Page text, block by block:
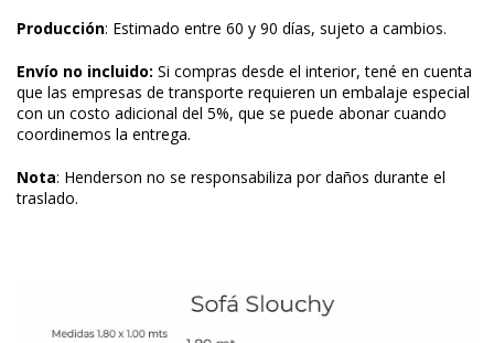
Producción: Estimado entre 60 y 90 días, sujeto a cambios.
Envío no incluido: Si compras desde el interior, tené en cuenta
que las empresas de transporte requieren un embalaje especial
con un costo adicional del 5%, que se puede abonar cuando
coordinemos la entrega.
Nota: Henderson no se responsabiliza por daños durante el
traslado.